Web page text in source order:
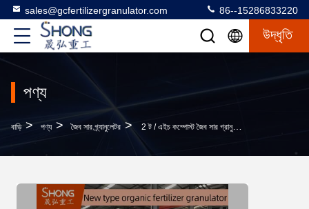
sales@gcfertilizergranulator.com 86--15286833220
উদ্ধৃতি
পণ্য
বাড়ি > পণ্য > জৈব সার গ্র্যানুলেটর > 2 ট / এইচ কম্পোস্ট জৈব সার গ্রানুলেটর টুথ টুথ দিয়ে